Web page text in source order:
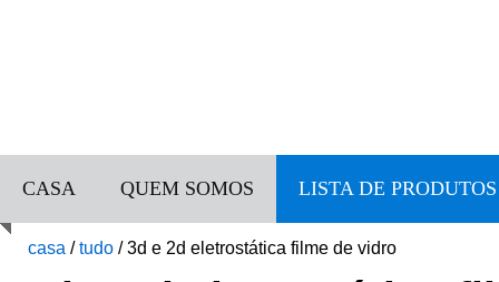
CASA QUEM SOMOS LISTA DE PRODUTOS
casa /tudo /3d e 2d eletrostática filme de vidro